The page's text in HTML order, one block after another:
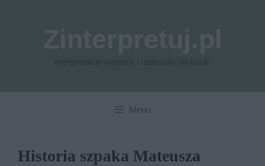
Menu
Historia szpaka Mateusza